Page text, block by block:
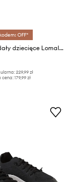
OFF*
Reima sandały dziecięce Lomalla
229,99 zł
cena:179,99 zł